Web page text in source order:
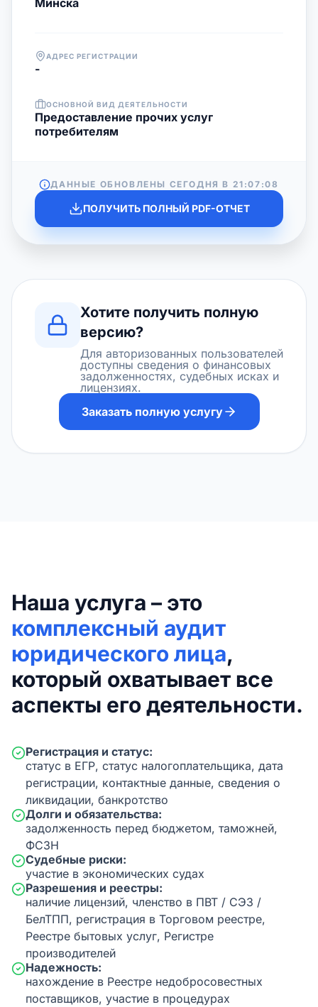
Минска
АДРЕС РЕГИСТРАЦИИ
-
ОСНОВНОЙ ВИД ДЕЯТЕЛЬНОСТИ
Предоставление прочих услуг
потребителям
ДАННЫЕ ОБНОВЛЕНЫ СЕГОДНЯ В 21:07:08
ПОЛУЧИТЬ ПОЛНЫЙ PDF-ОТЧЕТ
Хотите получить полную
версию?
Для авторизованных пользователей
доступны сведения о финансовых
задолженностях, судебных исках и
лицензиях.
Заказать полную услугу
Наша услуга – это
комплексный аудит
юридического лица,
который охватывает все
аспекты его деятельности.
Регистрация и статус:
статус в ЕГР, статус налогоплательщика, дата
регистрации, контактные данные, сведения о
ликвидации, банкротство
Долги и обязательства:
задолженность перед бюджетом, таможней,
ФСЗН
Судебные риски:
участие в экономических судах
Разрешения и реестры:
наличие лицензий, членство в ПВТ / СЭЗ /
БелТПП, регистрация в Торговом реестре,
Реестре бытовых услуг, Регистре
производителей
Надежность:
нахождение в Реестре недобросовестных
поставщиков, участие в процедурах